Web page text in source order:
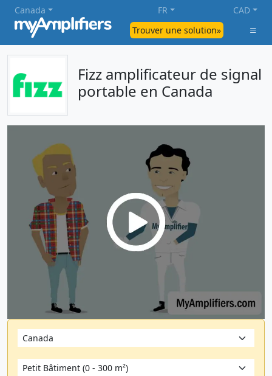
Trouver une solution»
Canada FR CAD
Fizz amplificateur de signal
portable en Canada